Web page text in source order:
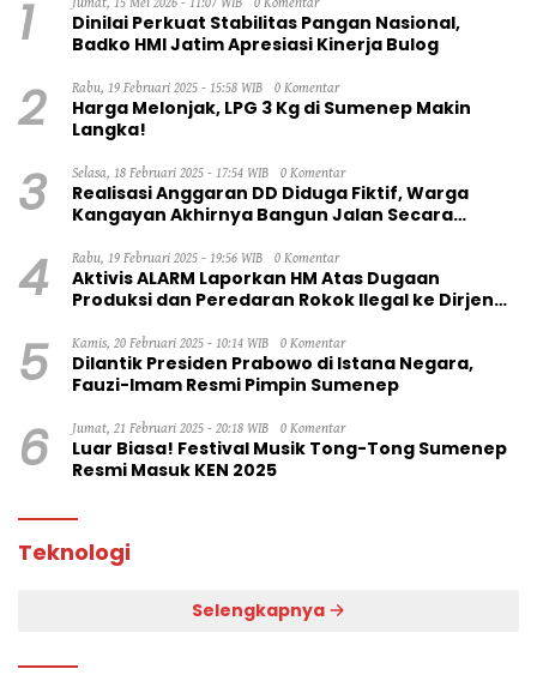
1 Jumat, 15 Mei 2026 - 11:07 WIB 0 Komentar
Dinilai Perkuat Stabilitas Pangan Nasional,
Badko HMI Jatim Apresiasi Kinerja Bulog
2 Rabu, 19 Februari 2025 - 15:58 WIB 0 Komentar
Harga Melonjak, LPG 3 Kg di Sumenep Makin
Langka!
3 Selasa, 18 Februari 2025 - 17:54 WIB 0 Komentar
Realisasi Anggaran DD Diduga Fiktif, Warga
Kangayan Akhirnya Bangun Jalan Secara
4 Rabu, 19 Februari 2025 - 19:56 WIB 0 Komentar
Aktivis ALARM Laporkan HM Atas Dugaan
Produksi dan Peredaran Rokok Ilegal ke Dirjen
5 Kamis, 20 Februari 2025 - 10:14 WIB 0 Komentar
Dilantik Presiden Prabowo di Istana Negara,
Fauzi-Imam Resmi Pimpin Sumenep
6 Jumat, 21 Februari 2025 - 20:18 WIB 0 Komentar
Luar Biasa! Festival Musik Tong-Tong Sumenep
Resmi Masuk KEN 2025
Teknologi
Selengkapnya